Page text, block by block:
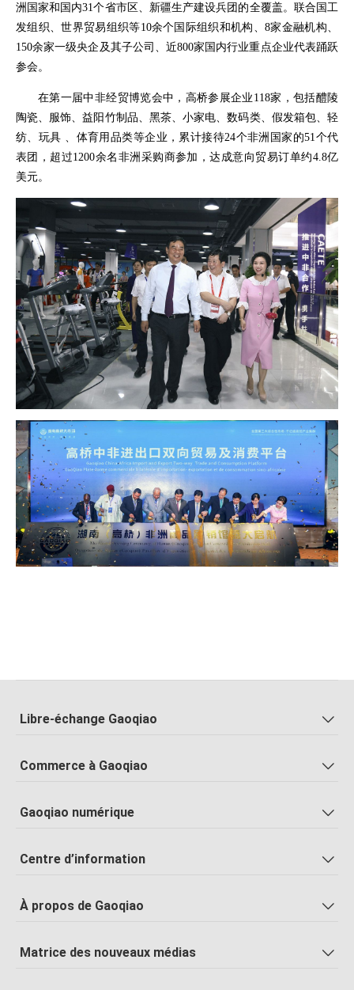
洲国家和国内31个省市区、新疆生产建设兵团的全覆盖。联合国工
发组织、世界贸易组织等10余个国际组织和机构、8家金融机构、
150余家一级央企及其子公司、近800家国内行业重点企业代表踊跃
参会。
在第一届中非经贸博览会中，高桥参展企业118家，包括醴陵
陶瓷、服饰、益阳竹制品、黑茶、小家电、数码类、假发箱包、轻
纺、玩具 、体育用品类等企业，累计接待24个非洲国家的51个代
表团，超过1200余名非洲采购商参加，达成意向贸易订单约4.8亿
美元。
Libre-échange Gaoqiao
Commerce à Gaoqiao
Gaoqiao numérique
Centre d’information
À propos de Gaoqiao
Matrice des nouveaux médias